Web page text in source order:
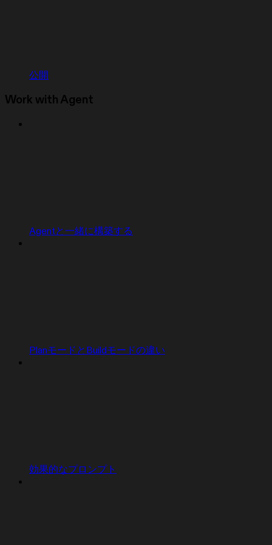
公開
Work with Agent
Agentと一緒に構築する
PlanモードとBuildモードの違い
効果的なプロンプト